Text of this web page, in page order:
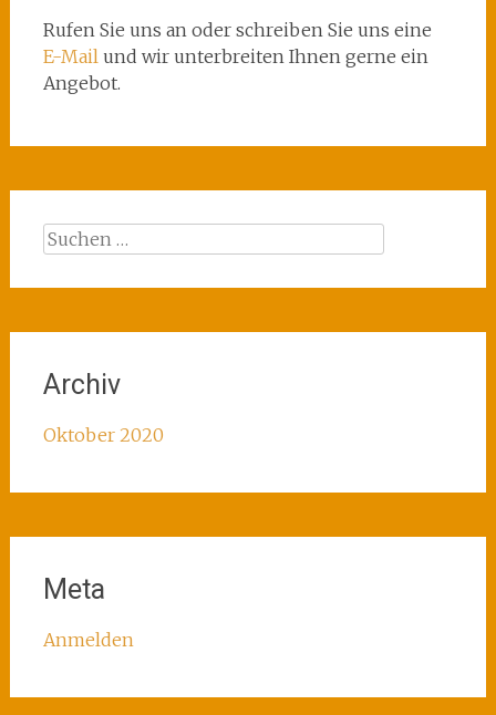
Rufen Sie uns an oder schreiben Sie uns eine
E-Mailund wir unterbreiten Ihnen gerne ein
Angebot.
Suchen
Archiv
Oktober 2020
Meta
Anmelden